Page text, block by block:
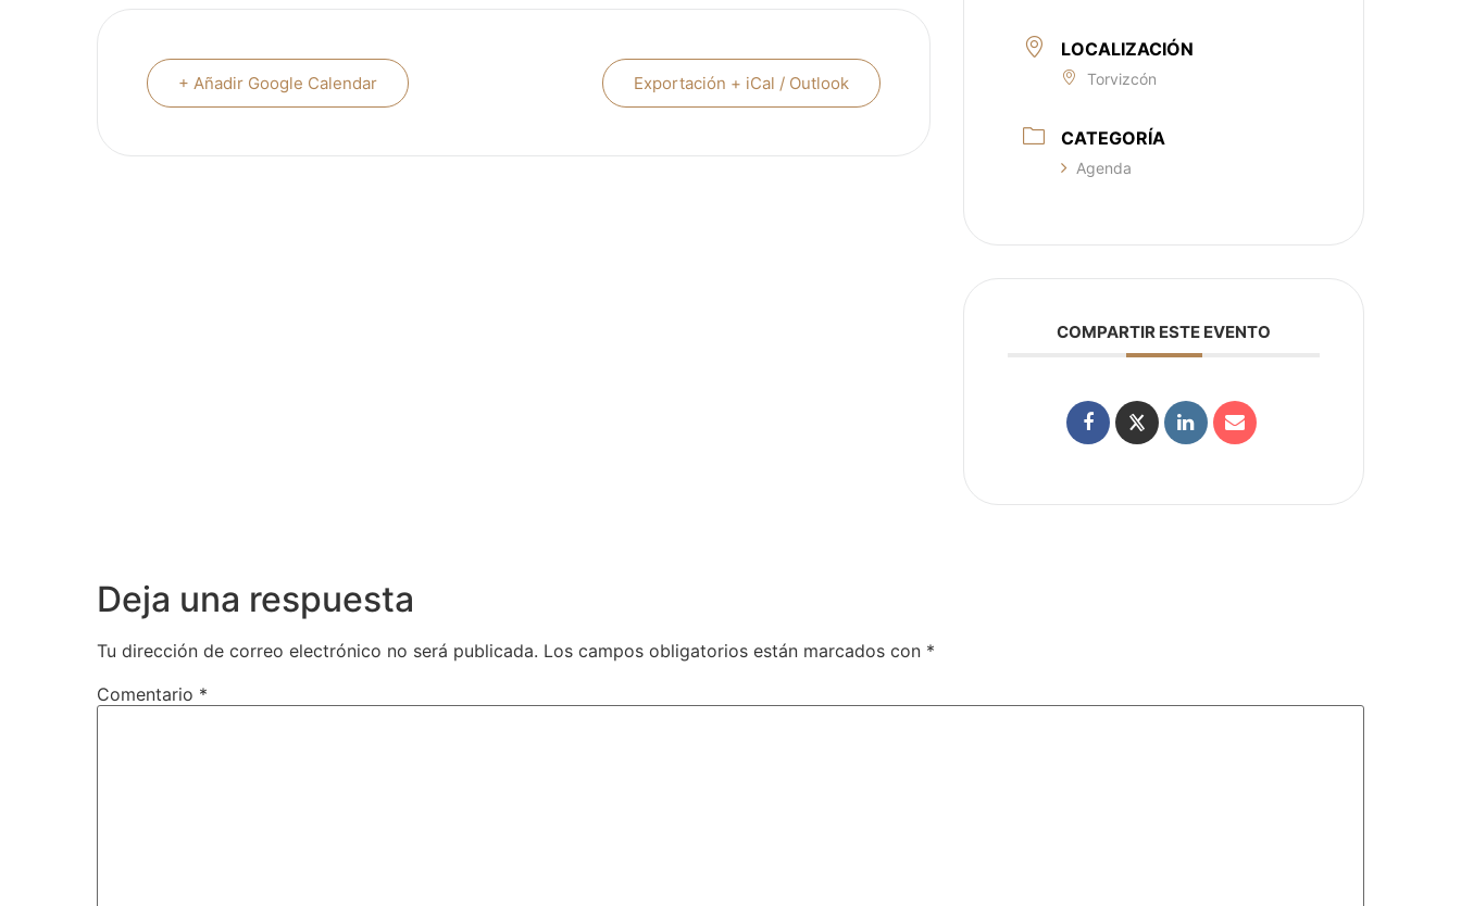
+ Añadir Google Calendar Exportación + iCal / Outlook
LOCALIZACIÓN
Torvizcón
CATEGORÍA
Agenda
COMPARTIR ESTE EVENTO
Deja una respuesta
Tu dirección de correo electrónico no será publicada. Los campos obligatorios están marcados con *
Comentario *